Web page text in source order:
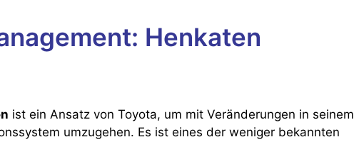
Henkaten
ist ein Ansatz von Toyota, um mit Veränderungen in seinem
umzugehen. Es ist eines der weniger bekannten